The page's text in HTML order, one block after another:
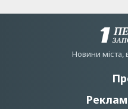
Новини мiста,